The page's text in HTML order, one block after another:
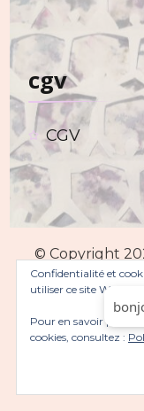
cgv
CGV
© Copyright
Lite |
Confidentialité et
utiliser ce site Web,
Pour en savoir plus,
cookies, consultez :